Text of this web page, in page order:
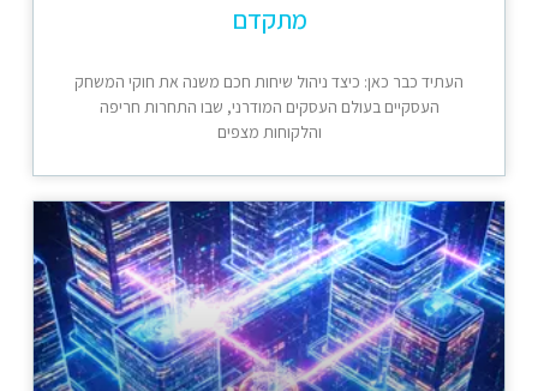
מתקדם
העתיד כבר כאן: כיצד ניהול שיחות חכם משנה את חוקי המשחק
העסקיים בעולם העסקים המודרני, שבו התחרות חריפה
והלקוחות מצפים